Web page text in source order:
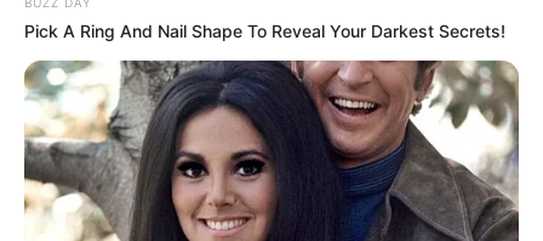
Μια μάζωξη με μήνυμα από...
Αυτός που ελέγχει τον καιρό
ελέγχει τον κόσμο
ΠΟΛΕΜΟΣ ΜΕΣΑ ΣΤΟ
ΠΕΝΤΑΓΩΝΟ..
Pick A Ring And Nail Shape To Reveal Your Darkest Secrets!